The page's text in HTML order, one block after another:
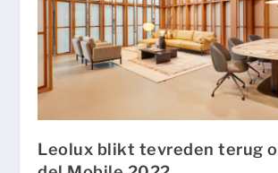
Leolux blikt tevreden terug